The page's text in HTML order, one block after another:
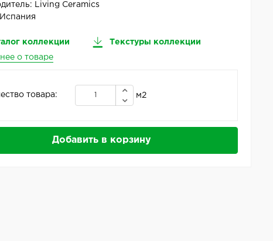
Living Ceramics
Испания
коллекции Текстуры коллекции
о товаре
товара: м2
Добавить в корзину